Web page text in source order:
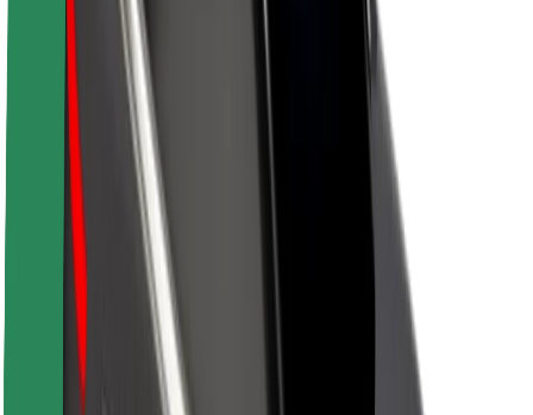
Blog
Sala stampa
Linee guida del marchio
Missione
Relazioni con gli investitori
Leadership
Marca
Media
Fondo Urban
Sicurezza